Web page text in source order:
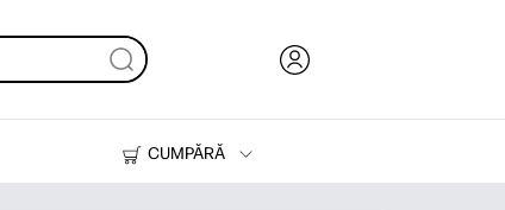
CUMPĂRĂ